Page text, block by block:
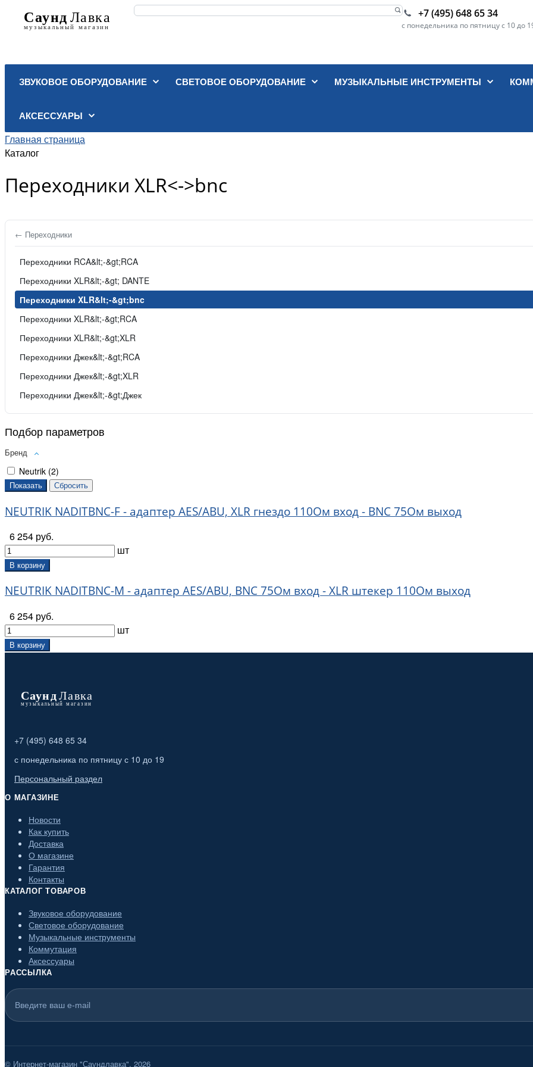
+7 (495) 648 65 34
с понедельника по пятницу с 10 до
ЗВУКОВОЕ ОБОРУДОВАНИЕ СВЕТОВОЕ ОБОРУДОВАНИЕ МУЗЫКАЛЬНЫЕ ИНСТРУМЕНТЫ
АКСЕССУАРЫ
Главная страница
Каталог
Переходники XLR<->bnc
← Переходники
Переходники RCA&lt;-&gt;RCA
Переходники XLR&lt;-&gt; DANTE
Переходники XLR&lt;-&gt;bnc
Переходники XLR&lt;-&gt;RCA
Переходники XLR&lt;-&gt;XLR
Переходники Джек&lt;-&gt;RCA
Переходники Джек&lt;-&gt;XLR
Переходники Джек&lt;-&gt;Джек
Подбор параметров
Бренд
Neutrik (2)
NEUTRIK NADITBNC-F - адаптер AES/ABU, XLR гнездо 110Ом вход - BNC 75Ом выход
6 254 руб.
шт
В корзину
NEUTRIK NADITBNC-M - адаптер AES/ABU, BNC 75Ом вход - XLR штекер 110Ом выход
6 254 руб.
шт
В корзину
+7 (495) 648 65 34
с понедельника по пятницу с 10 до 19
Персональный раздел
О МАГАЗИНЕ
Новости
Как купить
Доставка
О магазине
Гарантия
Контакты
КАТАЛОГ ТОВАРОВ
Звуковое оборудование
Световое оборудование
Музыкальные инструменты
Коммутация
Аксессуары
РАССЫЛКА
© Интернет-магазин "Саундлавка", 2026